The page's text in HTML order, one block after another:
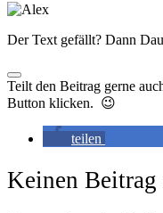
Der Text gefällt? Dann
Teilt den Beitrag gerne
Button klicken. 😉
teilen
Keinen Beitrag